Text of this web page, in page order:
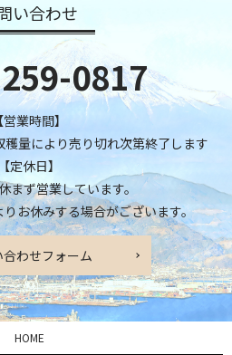
い合わせ
0817
【営業時間】
量により売り切れ次第終了します
【定休日】
まず営業しています。
お休みする場合がございます。
合わせフォーム
HOME